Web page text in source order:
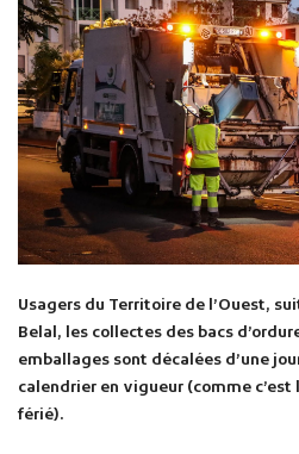
Usagers du Territoire de l’Ouest,
Belal, les collectes des bacs
emballages sont décalées d’une
calendrier en vigueur (comme c’est
férié).